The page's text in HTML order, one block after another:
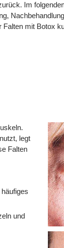
Im
Falten mit Botox
legt
Falten
und